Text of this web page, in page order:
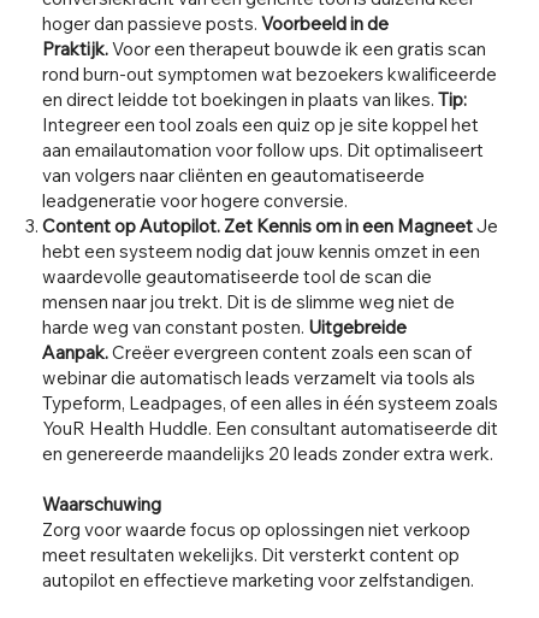
hoger dan passieve posts.Voorbeeld in de
Praktijk.Voor een therapeut bouwde ik een gratis scan
rond burn-out symptomen wat bezoekers kwalificeerde
en direct leidde tot boekingen in plaats van likes.Tip:
Integreer een tool zoals een quiz op je site koppel het
aan emailautomation voor follow ups. Dit optimaliseert
van volgers naar cliënten en geautomatiseerde
leadgeneratie voor hogere conversie.
Content op Autopilot. Zet Kennis om in een MagneetJe
hebt een systeem nodig dat jouw kennis omzet in een
waardevolle geautomatiseerde tool de scan die
mensen naar jou trekt. Dit is de slimme weg niet de
harde weg van constant posten. Uitgebreide
Aanpak.Creëer evergreen content zoals een scan of
webinar die automatisch leads verzamelt via tools als
Typeform, Leadpages, of een alles in één systeem zoals
YouR Health Huddle. Een consultant automatiseerde dit
en genereerde maandelijks 20 leads zonder extra werk.
Waarschuwing
Zorg voor waarde focus op oplossingen niet verkoop
meet resultaten wekelijks. Dit versterkt content op
autopilot en effectieve marketing voor zelfstandigen.